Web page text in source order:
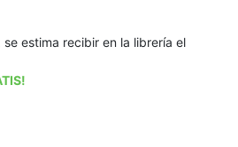
estima recibir en la librería el